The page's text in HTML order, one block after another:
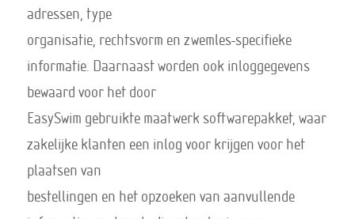
adressen, type
organisatie, rechtsvorm en zwemles-specifieke
informatie. Daarnaast worden ook inloggegevens
bewaard voor het door
EasySwim gebruikte maatwerk softwarepakket, waar
zakelijke klanten een inlog voor krijgen voor het
plaatsen van
bestellingen en het opzoeken van aanvullende